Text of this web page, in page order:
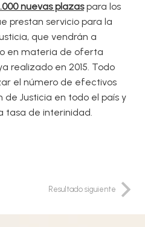
nuevas plazaspara los
prestan servicio para la
que vendrán a
en materia de oferta
realizado en 2015. Todo
el número de efectivos
de Justicia en todo el país y
tasa de interinidad.
Resultado siguiente